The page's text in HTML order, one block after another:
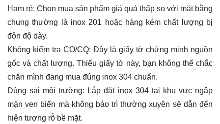
Ham rẻ: Chọn mua sản phẩm giá quá thấp so với mặt bằng
chung thường là inox 201 hoặc hàng kém chất lượng bị
đôn độ dày.
Không kiểm tra CO/CQ: Đây là giấy tờ chứng minh nguồn
gốc và chất lượng. Thiếu giấy tờ này, bạn không thể chắc
chắn mình đang mua đúng inox 304 chuẩn.
Dùng sai môi trường: Lắp đặt inox 304 tại khu vực ngập
mặn ven biển mà không bảo trì thường xuyên sẽ dẫn đến
hiện tượng rỗ bề mặt.